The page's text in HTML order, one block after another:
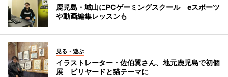
鹿児島・城山にPCゲーミングスクール eスポーツ
や動画編集レッスンも
見る・遊ぶ
イラストレーター・佐伯翼さん、地元鹿児島で初個
展 ビリヤードと猫テーマに